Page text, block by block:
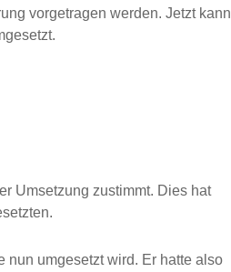
vorgetragen werden. Jetzt kann
Umsetzung zustimmt. Dies hat
nun umgesetzt wird. Er hatte also